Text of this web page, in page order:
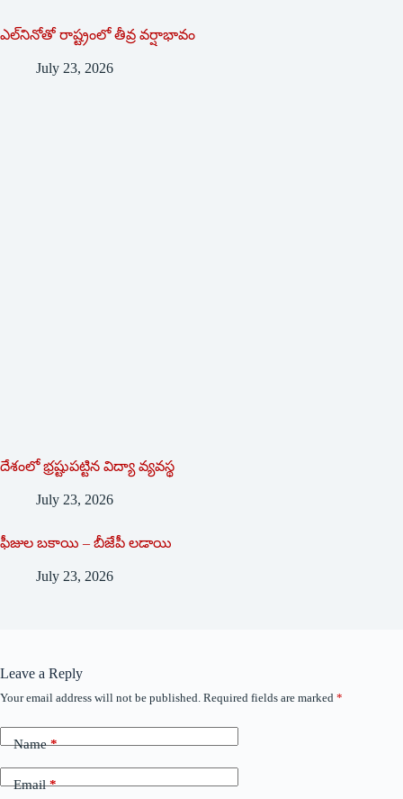
ఎల్‌నినోతో రాష్ట్రంలో తీవ్ర వర్షాభావం
July 23, 2026
దేశంలో భ్ర‌ష్టుపట్టిన విద్యా వ్యవస్థ
July 23, 2026
ఫీజుల బకాయి – బీజేపీ లడాయి
July 23, 2026
Leave a Reply
Your email address will not be published. Required fields are marked *
Name*
Email*